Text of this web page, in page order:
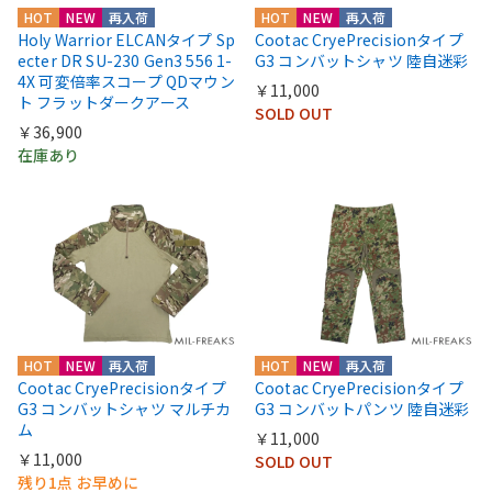
HOT NEW 再入荷
Holy Warrior ELCANタイプ Sp
ecter DR SU-230 Gen3 556 1-
4X 可変倍率スコープ QDマウン
ト フラットダークアース
￥36,900
在庫あり
HOT NEW 再入荷
Cootac CryePrecisionタイプ
G3 コンバットシャツ 陸自迷彩
￥11,000
SOLD OUT
HOT NEW 再入荷
Cootac CryePrecisionタイプ
G3 コンバットシャツ マルチカ
ム
￥11,000
残り1点 お早めに
HOT NEW 再入荷
Cootac CryePrecisionタイプ
G3 コンバットパンツ 陸自迷彩
￥11,000
SOLD OUT